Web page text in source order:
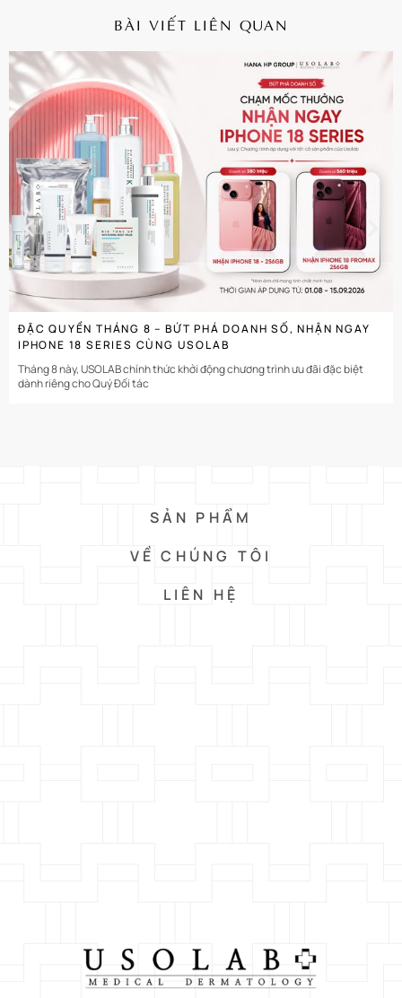
BÀI VIẾT LIÊN QUAN
CHI TIẾT
ĐẶC QUYỀN THÁNG 8 – BỨT PHÁ DOANH SỐ, NHẬN NGAY
IPHONE 18 SERIES CÙNG USOLAB
Tháng 8 này, USOLAB chính thức khởi động chương trình ưu đãi đặc biệt
dành riêng cho Quý Đối tác
SẢN PHẨM
VỀ CHÚNG TÔI
LIÊN HỆ